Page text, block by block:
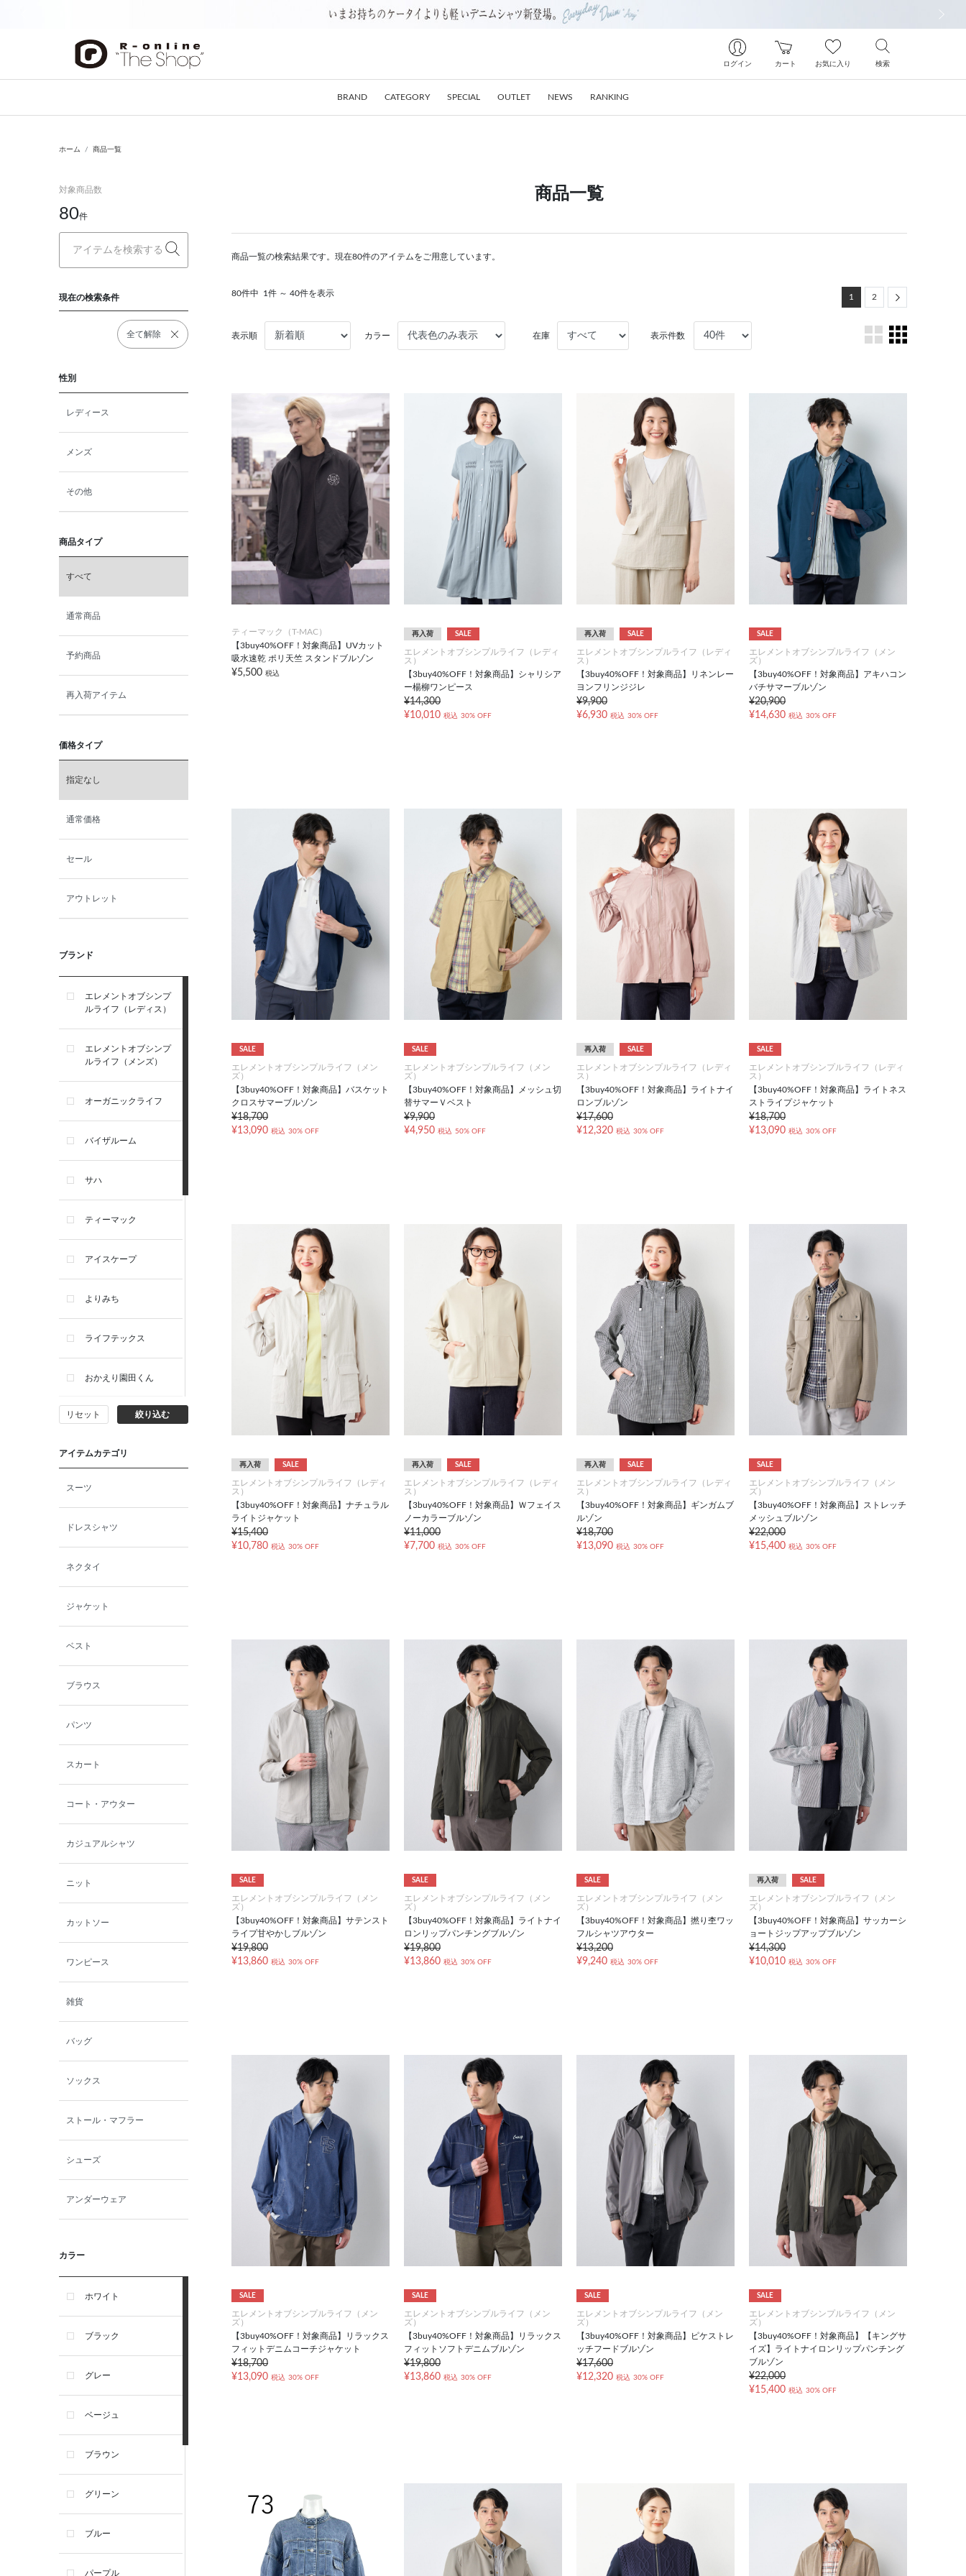
ログイン カート お気に入り 検索
BRAND CATEGORY SPECIAL OUTLET NEWS RANKING
ホーム 商品一覧
対象商品数
80件
現在の検索条件
全て解除
性別
レディース
メンズ
その他
商品タイプ
すべて
通常商品
予約商品
再入荷アイテム
価格タイプ
指定なし
通常価格
セール
アウトレット
ブランド
エレメントオブシンプ
ルライフ（レディス）
エレメントオブシンプ
ルライフ（メンズ）
オーガニックライフ
バイザルーム
サハ
ティーマック
アイスケープ
よりみち
ライフテックス
おかえり園田くん
ビー・エー・ジー
イヴィスト
ン
西脇シリーズ
小泉革店
シャミー
パーソンズジーンズ
ファインデーション
ローズペッシュ / パル
モンド
リセット 絞り込む
アイテムカテゴリ
スーツ
ドレスシャツ
ネクタイ
ジャケット
ベスト
ブラウス
パンツ
スカート
コート・アウター
カジュアルシャツ
ニット
カットソー
ワンピース
雑貨
バッグ
ソックス
ストール・マフラー
シューズ
アンダーウェア
カラー
ホワイト
ブラック
グレー
ベージュ
ブラウン
グリーン
ブルー
パープル
商品一覧
商品一覧の検索結果です。現在80件のアイテムをご用意しています。
80件中 1件 ～ 40件を表示 1 2 Next
表示順 カラー 在庫 表示件数
ティーマック（T-MAC）
【3buy40%OFF！対象商品】UVカット
吸水速乾 ポリ天竺 スタンドブルゾン
¥5,500 税込
再入荷 SALE
エレメントオブシンプルライフ（レディ
ス）
【3buy40%OFF！対象商品】シャリシア
ー楊柳ワンピース
¥14,300
¥10,010 税込 30% OFF
再入荷 SALE
エレメントオブシンプルライフ（レディ
ス）
【3buy40%OFF！対象商品】リネンレー
ヨンフリンジジレ
¥9,900
¥6,930 税込 30% OFF
SALE
エレメントオブシンプルライフ（メン
ズ）
【3buy40%OFF！対象商品】アキハコン
バチサマーブルゾン
¥20,900
¥14,630 税込 30% OFF
SALE
エレメントオブシンプルライフ（メン
ズ）
【3buy40%OFF！対象商品】バスケット
クロスサマーブルゾン
¥18,700
¥13,090 税込 30% OFF
SALE
エレメントオブシンプルライフ（メン
ズ）
【3buy40%OFF！対象商品】メッシュ切
替サマーＶベスト
¥9,900
¥4,950 税込 50% OFF
再入荷 SALE
エレメントオブシンプルライフ（レディ
ス）
【3buy40%OFF！対象商品】ライトナイ
ロンブルゾン
¥17,600
¥12,320 税込 30% OFF
SALE
エレメントオブシンプルライフ（レディ
ス）
【3buy40%OFF！対象商品】ライトネス
ストライプジャケット
¥18,700
¥13,090 税込 30% OFF
再入荷 SALE
エレメントオブシンプルライフ（レディ
ス）
【3buy40%OFF！対象商品】ナチュラル
ライトジャケット
¥15,400
¥10,780 税込 30% OFF
再入荷 SALE
エレメントオブシンプルライフ（レディ
ス）
【3buy40%OFF！対象商品】Ｗフェイス
ノーカラーブルゾン
¥11,000
¥7,700 税込 30% OFF
再入荷 SALE
エレメントオブシンプルライフ（レディ
ス）
【3buy40%OFF！対象商品】ギンガムブ
ルゾン
¥18,700
¥13,090 税込 30% OFF
SALE
エレメントオブシンプルライフ（メン
ズ）
【3buy40%OFF！対象商品】ストレッチ
メッシュブルゾン
¥22,000
¥15,400 税込 30% OFF
SALE
エレメントオブシンプルライフ（メン
ズ）
【3buy40%OFF！対象商品】サテンスト
ライプ甘やかしブルゾン
¥19,800
¥13,860 税込 30% OFF
SALE
エレメントオブシンプルライフ（メン
ズ）
【3buy40%OFF！対象商品】ライトナイ
ロンリップパンチングブルゾン
¥19,800
¥13,860 税込 30% OFF
SALE
エレメントオブシンプルライフ（メン
ズ）
【3buy40%OFF！対象商品】撚り杢ワッ
フルシャツアウター
¥13,200
¥9,240 税込 30% OFF
再入荷 SALE
エレメントオブシンプルライフ（メン
ズ）
【3buy40%OFF！対象商品】サッカーシ
ョートジップアップブルゾン
¥14,300
¥10,010 税込 30% OFF
SALE
エレメントオブシンプルライフ（メン
ズ）
【3buy40%OFF！対象商品】リラックス
フィットデニムコーチジャケット
¥18,700
¥13,090 税込 30% OFF
SALE
エレメントオブシンプルライフ（メン
ズ）
【3buy40%OFF！対象商品】リラックス
フィットソフトデニムブルゾン
¥19,800
¥13,860 税込 30% OFF
SALE
エレメントオブシンプルライフ（メン
ズ）
【3buy40%OFF！対象商品】ピケストレ
ッチフードブルゾン
¥17,600
¥12,320 税込 30% OFF
SALE
エレメントオブシンプルライフ（メン
ズ）
【3buy40%OFF！対象商品】【キングサ
イズ】ライトナイロンリップパンチング
ブルゾン
¥22,000
¥15,400 税込 30% OFF